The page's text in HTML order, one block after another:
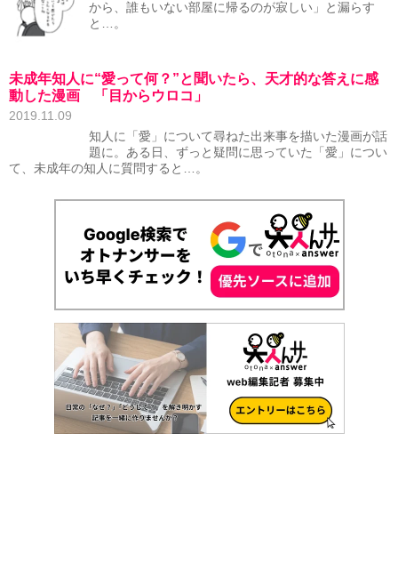
から、誰もいない部屋に帰るのが寂しい」と漏らす
と…。
未成年知人に“愛って何？”と聞いたら、天才的な答えに感
動した漫画 「目からウロコ」
2019.11.09
知人に「愛」について尋ねた出来事を描いた漫画が話
題に。ある日、ずっと疑問に思っていた「愛」につい
て、未成年の知人に質問すると…。